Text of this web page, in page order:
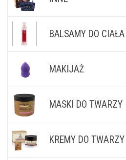
BALSAMY DO CIAŁA
MAKIJAŻ
MASKI DO TWARZY
KREMY DO TWARZY